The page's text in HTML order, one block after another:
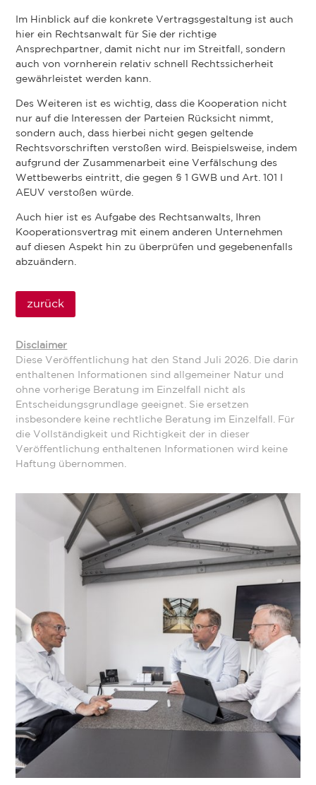
Im Hinblick auf die konkrete Vertragsgestaltung ist auch
hier ein Rechtsanwalt für Sie der richtige
Ansprechpartner, damit nicht nur im Streitfall, sondern
auch von vornherein relativ schnell Rechtssicherheit
gewährleistet werden kann.
Des Weiteren ist es wichtig, dass die Kooperation nicht
nur auf die Interessen der Parteien Rücksicht nimmt,
sondern auch, dass hierbei nicht gegen geltende
Rechtsvorschriften verstoßen wird. Beispielsweise, indem
aufgrund der Zusammenarbeit eine Verfälschung des
Wettbewerbs eintritt, die gegen § 1 GWB und Art. 101 I
AEUV verstoßen würde.
Auch hier ist es Aufgabe des Rechtsanwalts, Ihren
Kooperationsvertrag mit einem anderen Unternehmen
auf diesen Aspekt hin zu überprüfen und gegebenenfalls
abzuändern.
zurück
Disclaimer
Diese Veröffentlichung hat den Stand Juli 2026. Die darin
enthaltenen Informationen sind allgemeiner Natur und
ohne vorherige Beratung im Einzelfall nicht als
Entscheidungsgrundlage geeignet. Sie ersetzen
insbesondere keine rechtliche Beratung im Einzelfall. Für
die Vollständigkeit und Richtigkeit der in dieser
Veröffentlichung enthaltenen Informationen wird keine
Haftung übernommen.